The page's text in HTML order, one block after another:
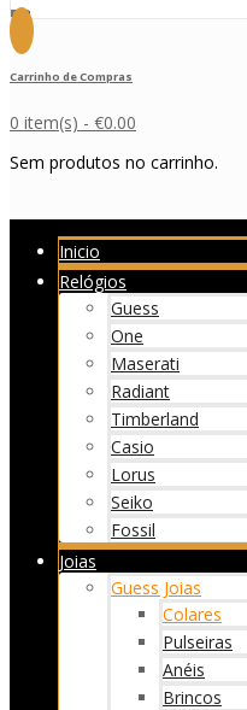
Carrinho de Compras
0 item(s) - €0.00
Sem produtos no carrinho.
Inicio
Relógios
Guess
One
Maserati
Radiant
Timberland
Casio
Lorus
Seiko
Fossil
Joias
Guess Joias
Colares
Pulseiras
Anéis
Brincos